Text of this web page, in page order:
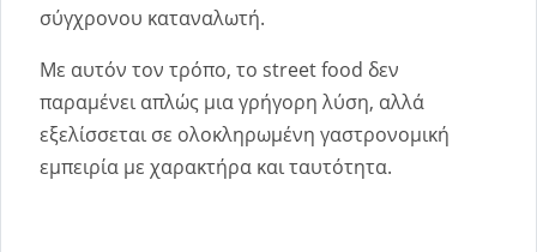
σύγχρονου καταναλωτή.
Με αυτόν τον τρόπο, το street food δεν
παραμένει απλώς μια γρήγορη λύση, αλλά
εξελίσσεται σε ολοκληρωμένη γαστρονομική
εμπειρία με χαρακτήρα και ταυτότητα.